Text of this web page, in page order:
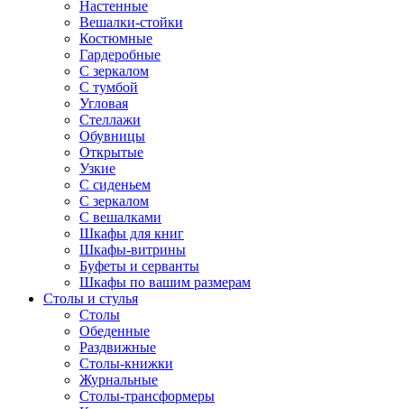
Настенные
Вешалки-стойки
Костюмные
Гардеробные
С зеркалом
С тумбой
Угловая
Стеллажи
Обувницы
Открытые
Узкие
С сиденьем
С зеркалом
С вешалками
Шкафы для книг
Шкафы-витрины
Буфеты и серванты
Шкафы по вашим размерам
Столы и стулья
Столы
Обеденные
Раздвижные
Столы-книжки
Журнальные
Столы-трансформеры